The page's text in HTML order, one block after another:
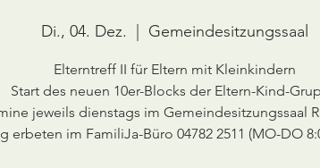
Di., 04. Dez. Gemeindesitzungssaal
Elterntreff II für Eltern mit Kleinkindern
Start des neuen 10er-Blocks der Eltern-Kind-
jeweils dienstags im Gemeindesitzungssaal
erbeten im FamiliJa-Büro 04782 2511 (MO-DO